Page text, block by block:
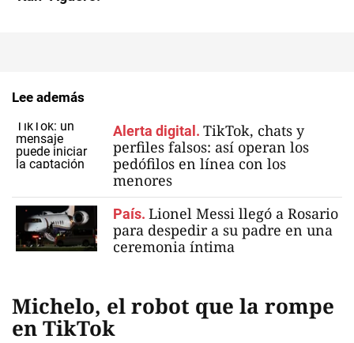
Lee además
Alerta digital. TikTok, chats y
perfiles falsos: así operan los
pedófilos en línea con los
menores
País. Lionel Messi llegó a Rosario
para despedir a su padre en una
ceremonia íntima
Michelo, el robot que la rompe
en TikTok